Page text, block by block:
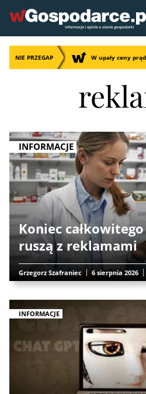
NIE PRZEGAP W upały ceny
INFORMACJE
Koniec
ruszą z reklamami
Grzegorz Szafraniec 6 sierpnia 2026
INFORMACJE